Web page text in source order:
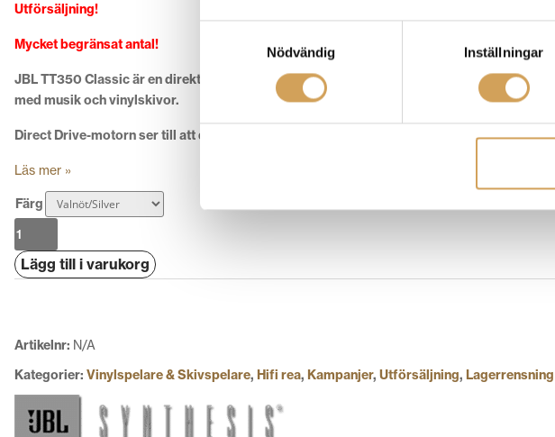
Nödvändig
Inställningar
Utförsäljning!
Mycket begränsat antal!
JBL TT350 Classic är en direktdriven skivspelare med klassisk JBL design med en solid
med musik och vinylskivor.
Direct Drive-motorn ser till att dina skivor spelas i perfekt takt med kraftfull dynamik
Läs mer »
Färg
JBL
TT350
Classic
Lägg till i varukorg
Artikelnr: N/A
Kategorier: Vinylspelare & Skivspelare, Hifi rea, Kampanjer, Utförsäljning, Lagerrensning